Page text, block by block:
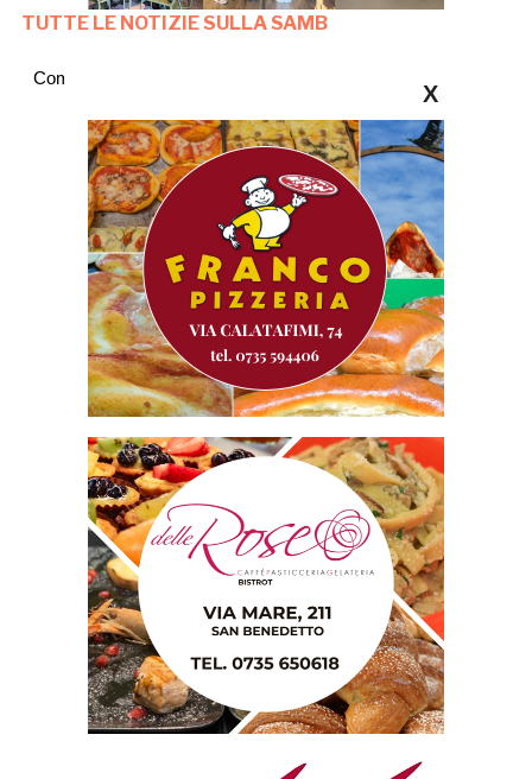
TUTTE LE NOTIZIE SULLA SAMB
Commenti
X